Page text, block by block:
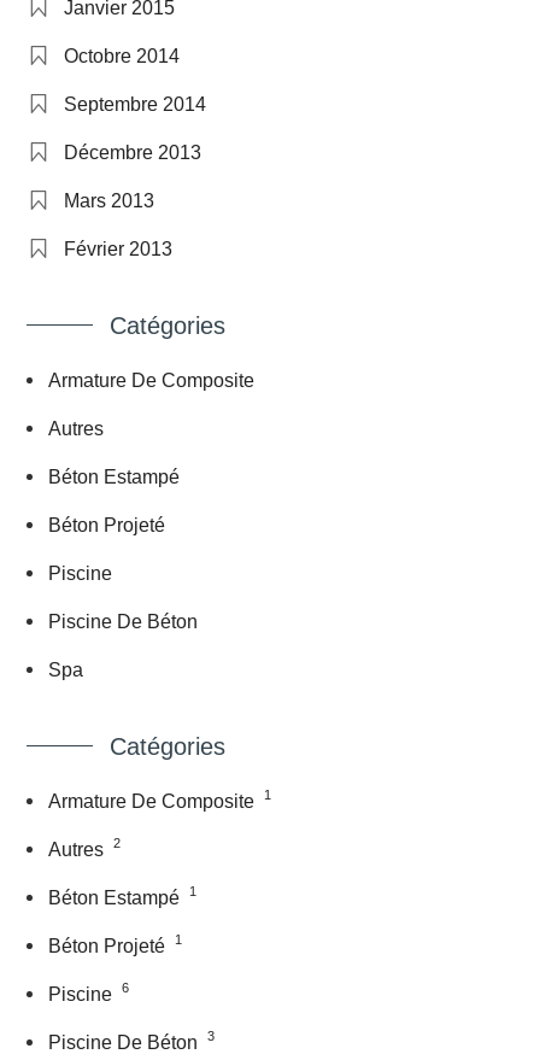
Janvier 2015
Octobre 2014
Septembre 2014
Décembre 2013
Mars 2013
Février 2013
Catégories
Armature De Composite
Autres
Béton Estampé
Béton Projeté
Piscine
Piscine De Béton
Spa
Catégories
Armature De Composite 1
Autres 2
Béton Estampé 1
Béton Projeté 1
Piscine 6
Piscine De Béton 3